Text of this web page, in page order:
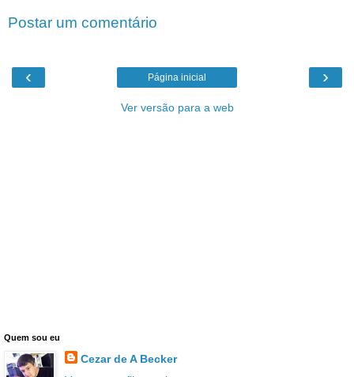
Postar um comentário
‹ ›
Página inicial
Ver versão para a web
Quem sou eu
Cezar de A Becker